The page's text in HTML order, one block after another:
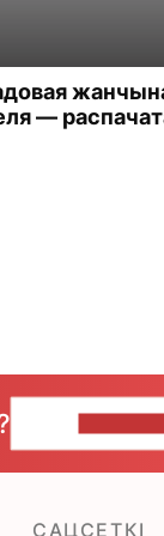
—
САЦСЕТКІ